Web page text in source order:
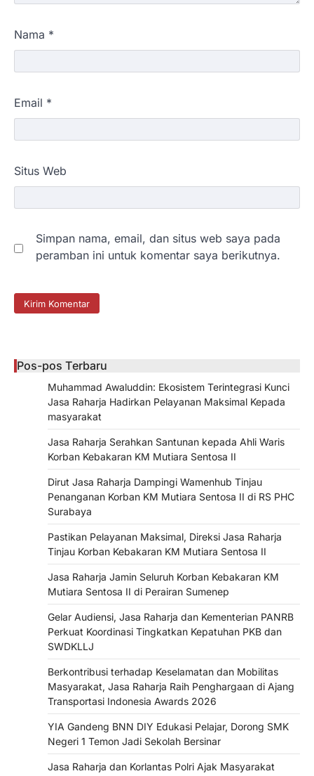
Nama *
Email *
Situs Web
Simpan nama, email, dan situs web saya pada
peramban ini untuk komentar saya berikutnya.
Pos-pos Terbaru
Muhammad Awaluddin: Ekosistem Terintegrasi Kunci
Jasa Raharja Hadirkan Pelayanan Maksimal Kepada
masyarakat
Jasa Raharja Serahkan Santunan kepada Ahli Waris
Korban Kebakaran KM Mutiara Sentosa II
Dirut Jasa Raharja Dampingi Wamenhub Tinjau
Penanganan Korban KM Mutiara Sentosa II di RS PHC
Surabaya
Pastikan Pelayanan Maksimal, Direksi Jasa Raharja
Tinjau Korban Kebakaran KM Mutiara Sentosa II
Jasa Raharja Jamin Seluruh Korban Kebakaran KM
Mutiara Sentosa II di Perairan Sumenep
Gelar Audiensi, Jasa Raharja dan Kementerian PANRB
Perkuat Koordinasi Tingkatkan Kepatuhan PKB dan
SWDKLLJ
Berkontribusi terhadap Keselamatan dan Mobilitas
Masyarakat, Jasa Raharja Raih Penghargaan di Ajang
Transportasi Indonesia Awards 2026
YIA Gandeng BNN DIY Edukasi Pelajar, Dorong SMK
Negeri 1 Temon Jadi Sekolah Bersinar
Jasa Raharja dan Korlantas Polri Ajak Masyarakat